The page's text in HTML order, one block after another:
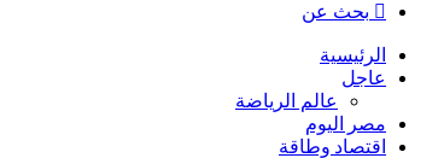
بحث عن
الرئيسية
عاجل
عالم الرياضة
مصر اليوم
اقتصاد وطاقة